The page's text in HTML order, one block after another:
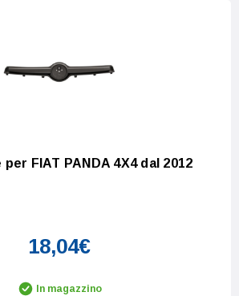
FIAT PANDA 4X4 dal 2012
18,04€
In magazzino